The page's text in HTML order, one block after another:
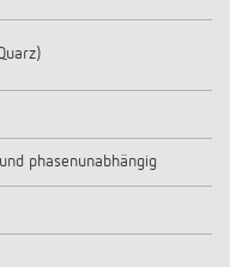
phasenunabhängig